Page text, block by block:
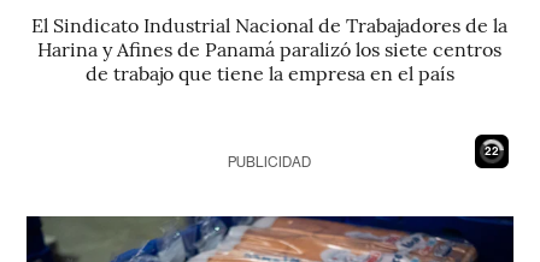
El Sindicato Industrial Nacional de Trabajadores de la
Harina y Afines de Panamá paralizó los siete centros
de trabajo que tiene la empresa en el país
21
PUBLICIDAD